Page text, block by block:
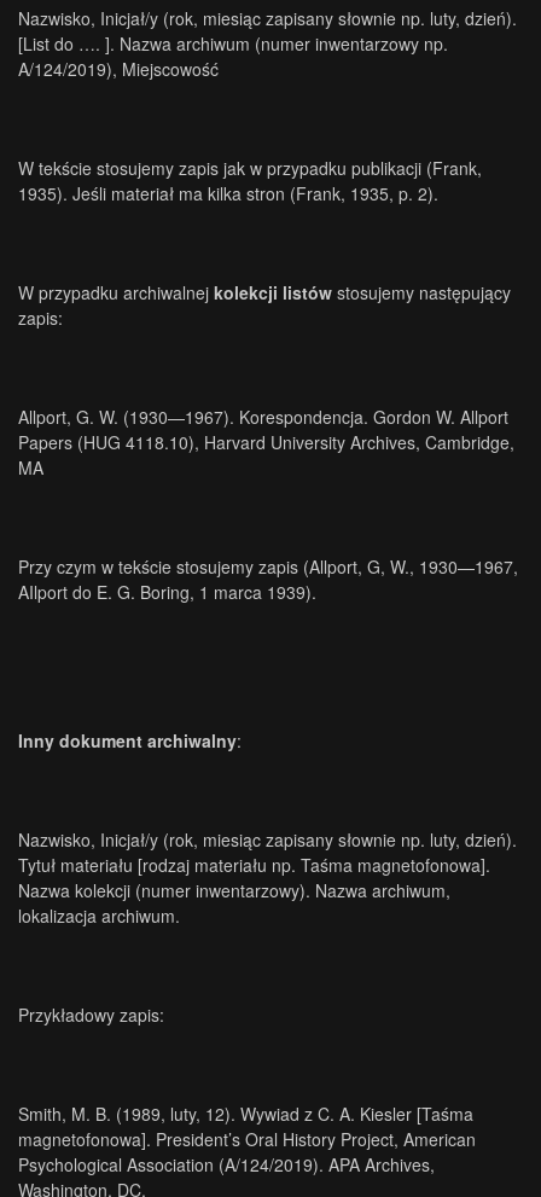
Nazwisko, Inicjał/y (rok, miesiąc zapisany słownie np. luty, dzień).
[List do …. ]. Nazwa archiwum (numer inwentarzowy np.
A/124/2019), Miejscowość
W tekście stosujemy zapis jak w przypadku publikacji (Frank,
1935). Jeśli materiał ma kilka stron (Frank, 1935, p. 2).
W przypadku archiwalnej kolekcji listów stosujemy następujący
zapis:
Allport, G. W. (1930—1967). Korespondencja. Gordon W. Allport
Papers (HUG 4118.10), Harvard University Archives, Cambridge,
MA
Przy czym w tekście stosujemy zapis (Allport, G, W., 1930—1967,
AIlport do E. G. Boring, 1 marca 1939).
Inny dokument archiwalny:
Nazwisko, Inicjał/y (rok, miesiąc zapisany słownie np. luty, dzień).
Tytuł materiału [rodzaj materiału np. Taśma magnetofonowa].
Nazwa kolekcji (numer inwentarzowy). Nazwa archiwum,
lokalizacja archiwum.
Przykładowy zapis:
Smith, M. B. (1989, luty, 12). Wywiad z C. A. Kiesler [Taśma
magnetofonowa]. President’s Oral History Project, American
Psychological Association (A/124/2019). APA Archives,
Washington, DC.